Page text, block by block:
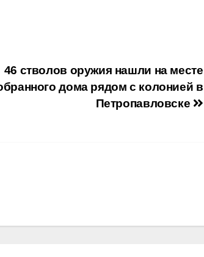
46 стволов оружия нашли на месте
дома рядом с колонией в
Петропавловске